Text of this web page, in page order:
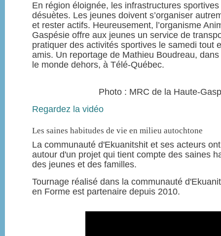
En région éloignée, les infrastructures
désuètes. Les jeunes doivent s’organiser
et rester actifs. Heureusement, l’organisme
Gaspésie offre aux jeunes un service de
pratiquer des activités sportives le samedi tout
amis. Un reportage de Mathieu Boudreau, dans
le monde dehors, à Télé-Québec.
Photo : MRC de la Haute-
Regardez la vidéo
Les saines habitudes de vie en milieu autochtone
La communauté d'Ekuanitshit et ses acteurs
autour d'un projet qui tient compte des saines
des jeunes et des familles.
Tournage réalisé dans la communauté
en Forme est partenaire depuis 2010.